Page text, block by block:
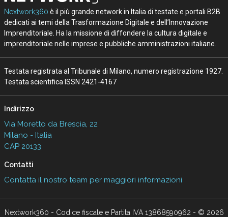
Nextwork360 è il più grande network in Italia di testate e portali B2B
dedicati ai temi della Trasformazione Digitale e dell’Innovazione
Imprenditoriale. Ha la missione di diffondere la cultura digitale e
imprenditoriale nelle imprese e pubbliche amministrazioni italiane.
Testata registrata al Tribunale di Milano, numero registrazione 1927.
Testata scientifica ISSN 2421-4167
Indirizzo
Via Moretto da Brescia, 22
Milano - Italia
CAP 20133
Contatti
Contatta il nostro team per maggiori informazioni
Nextwork360 - Codice fiscale e Partita IVA 13868590962 - © 2026